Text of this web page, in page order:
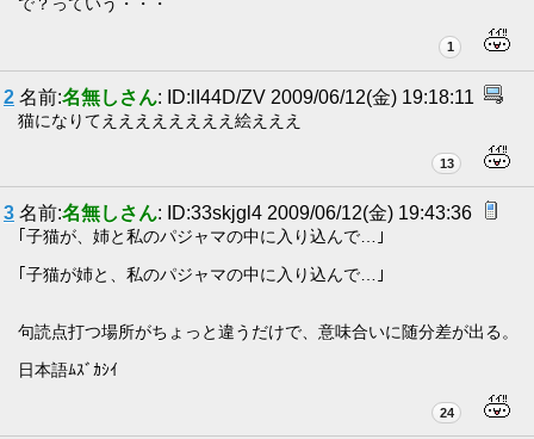
で？っていう・・・
1
2 名前:名無しさん: ID:lI44D/ZV 2009/06/12(金) 19:18:11
猫になりてええええええええ絵えええ
13
3 名前:名無しさん: ID:33skjgl4 2009/06/12(金) 19:43:36
｢子猫が、姉と私のパジャマの中に入り込んで…｣
｢子猫が姉と、私のパジャマの中に入り込んで…｣
句読点打つ場所がちょっと違うだけで、意味合いに随分差が出る。
日本語ﾑｽﾞｶｼｲ
24